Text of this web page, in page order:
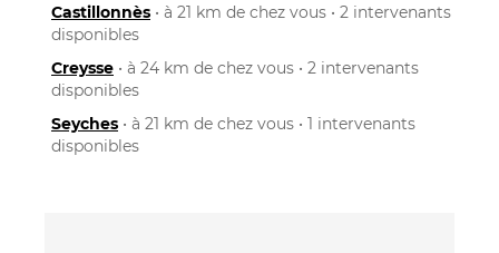
Castillonnès • à 21 km de chez vous • 2 intervenants
disponibles
Creysse • à 24 km de chez vous • 2 intervenants
disponibles
Seyches • à 21 km de chez vous • 1 intervenants
disponibles